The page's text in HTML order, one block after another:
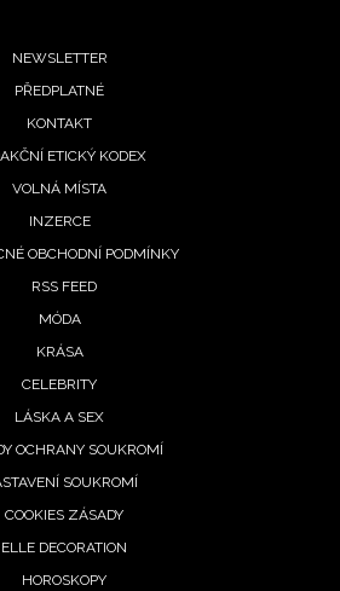
NEWSLETTER
PŘEDPLATNÉ
KONTAKT
ETICKÝ KODEX
VOLNÁ MÍSTA
INZERCE
OBCHODNÍ PODMÍNKY
RSS FEED
MÓDA
KRÁSA
CELEBRITY
LÁSKA A SEX
OCHRANY SOUKROMÍ
SOUKROMÍ
COOKIES ZÁSADY
ELLE DECORATION
HOROSKOPY